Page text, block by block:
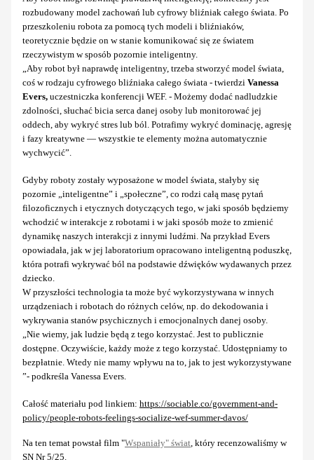
rozbudowany model zachowań lub cyfrowy bliźniak całego świata. Po
przeszkoleniu robota za pomocą tych modeli i bliźniaków,
teoretycznie będzie on w stanie komunikować się ze światem
rzeczywistym w sposób pozornie inteligentny.
„Aby robot był naprawdę inteligentny, trzeba stworzyć model świata,
coś w rodzaju cyfrowego bliźniaka całego świata - twierdzi Vanessa
Evers, uczestniczka konferencji WEF. - Możemy dodać nadludzkie
zdolności, słuchać bicia serca danej osoby lub monitorować jej
oddech, aby wykryć stres lub ból. Potrafimy wykryć dominację, agresję
i fazy kreatywne — wszystkie te elementy można automatycznie
wychwycić”.
Gdyby roboty zostały wyposażone w model świata, stałyby się
pozornie „inteligentne” i „społeczne”, co rodzi całą masę pytań
filozoficznych i etycznych dotyczących tego, w jaki sposób będziemy
wchodzić w interakcje z robotami i w jaki sposób może to zmienić
dynamikę naszych interakcji z innymi ludźmi. Na przykład Evers
opowiadała, jak w jej laboratorium opracowano inteligentną poduszkę,
która potrafi wykrywać ból na podstawie dźwięków wydawanych przez
dziecko.
W przyszłości technologia ta może być wykorzystywana w innych
urządzeniach i robotach do różnych celów, np. do dekodowania i
wykrywania stanów psychicznych i emocjonalnych danej osoby.
„Nie wiemy, jak ludzie będą z tego korzystać. Jest to publicznie
dostępne. Oczywiście, każdy może z tego korzystać. Udostępniamy to
bezpłatnie. Wtedy nie mamy wpływu na to, jak to jest wykorzystywane
”- podkreśla Vanessa Evers.
Całość materiału pod linkiem: https://sociable.co/government-and-
policy/people-robots-feelings-socialize-wef-summer-davos/
Na ten temat powstał film "Wspaniały" świat, który recenzowaliśmy w
SN Nr 5/25.